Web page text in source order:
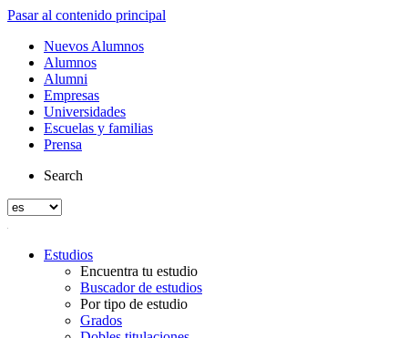
Pasar al contenido principal
Nuevos Alumnos
Alumnos
Alumni
Empresas
Universidades
Escuelas y familias
Prensa
Search
Estudios
Encuentra tu estudio
Buscador de estudios
Por tipo de estudio
Grados